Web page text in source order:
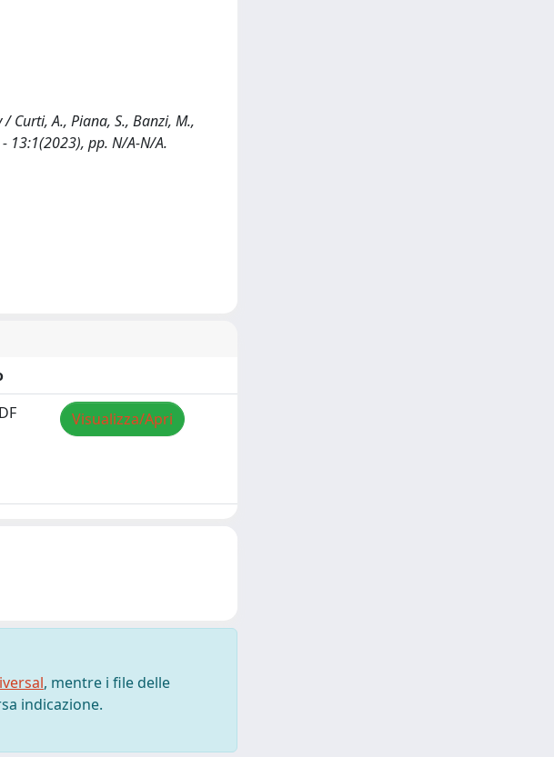
Curti, A., Piana, S., Banzi, M.,
- 13:1(2023), pp. N/A-N/A.
Visualizza/Apri
, mentre i file delle
indicazione.